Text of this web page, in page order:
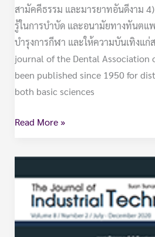
สามัคคีธรรม และมารยาทอันดีงาม
รู้ในการบำบัด และอนามัยทางทันต
บำรุงการกีฬา และให้ความบันเทิงแ
journal of the Dental Association
been published since 1950 for
both basic sciences
Read More »
วิชาการ
เทคโนโลยี
อุตสาหกรรม
: